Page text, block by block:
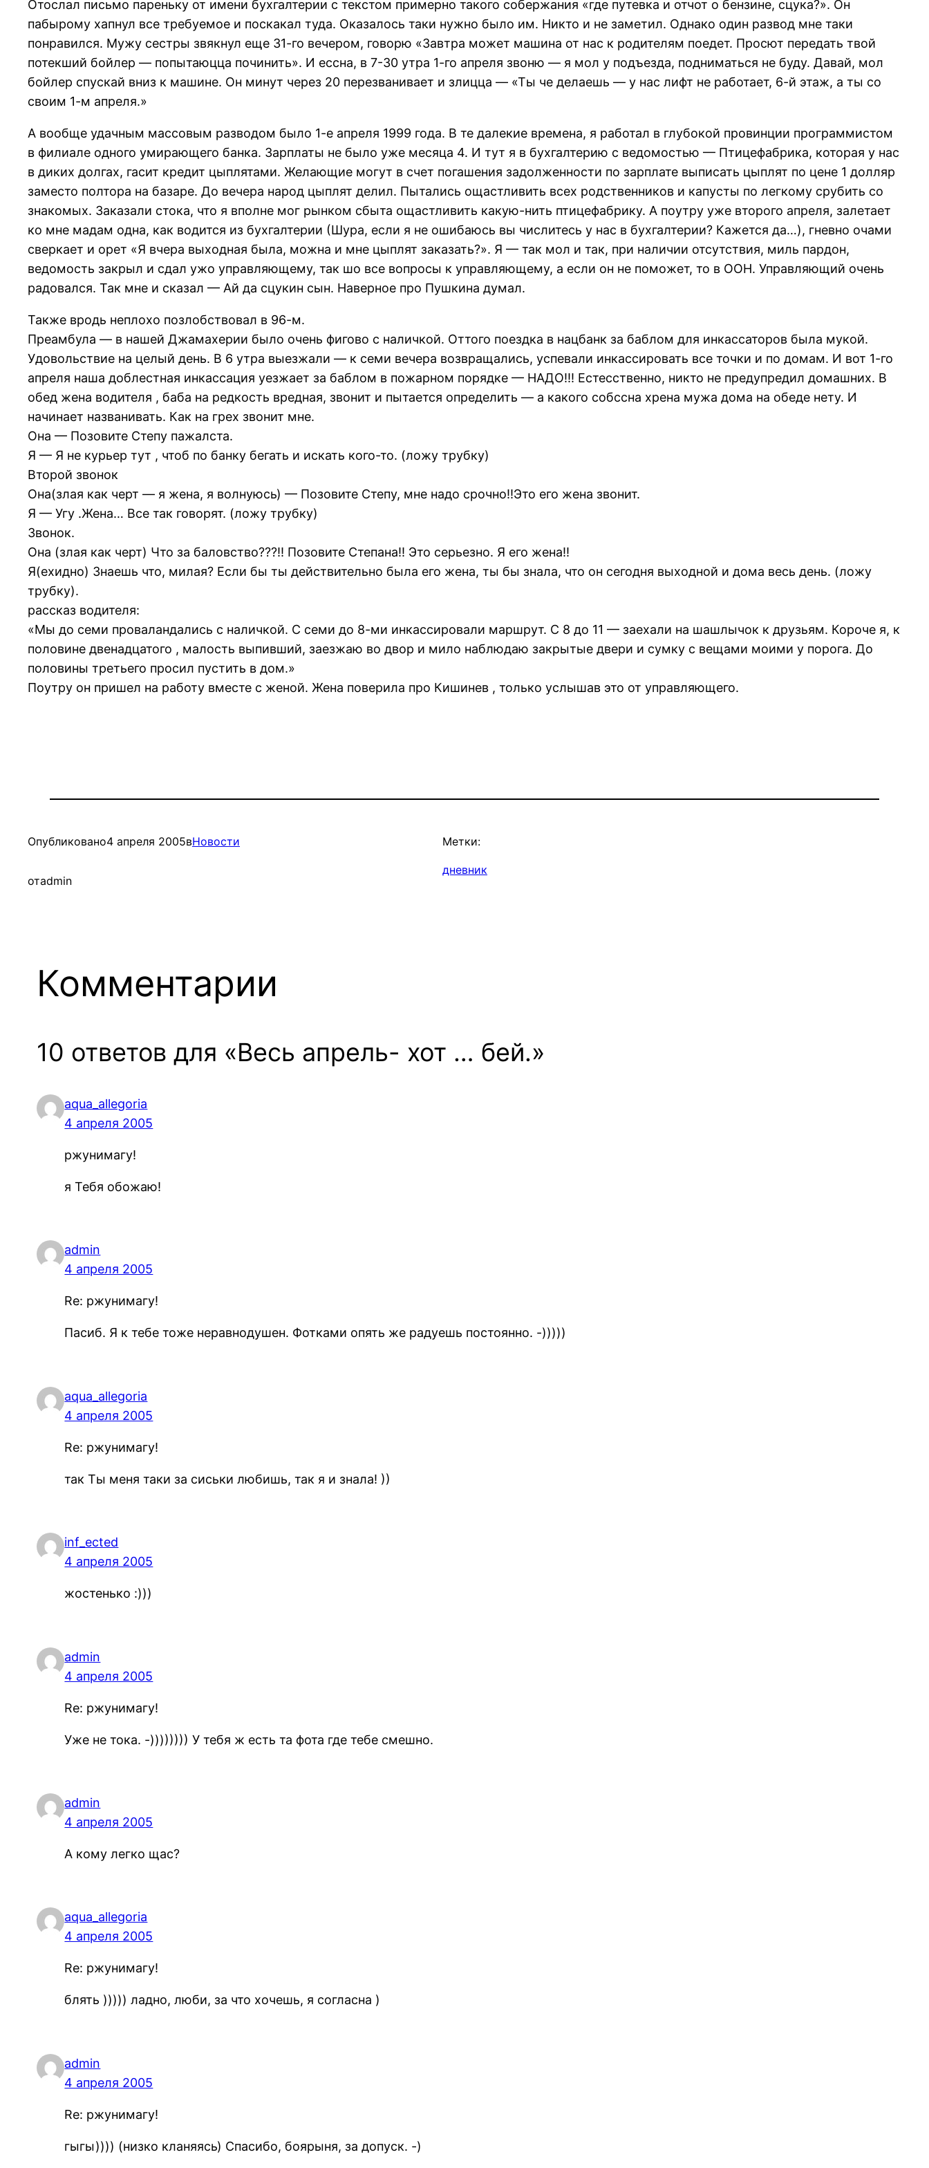
Отослал письмо пареньку от имени бухгалтерии с текстом примерно такого собержания «где путевка и отчот о бензине, сцука?». Он
пабырому хапнул все требуемое и поскакал туда. Оказалось таки нужно было им. Никто и не заметил. Однако один развод мне таки
понравился. Мужу сестры звякнул еще 31-го вечером, говорю «Завтра может машина от нас к родителям поедет. Просют передать твой
потекший бойлер — попытаюцца починить». И ессна, в 7-30 утра 1-го апреля звоню — я мол у подъезда, подниматься не буду. Давай, мол
бойлер спускай вниз к машине. Он минут через 20 перезванивает и злицца — «Ты че делаешь — у нас лифт не работает, 6-й этаж, а ты со
своим 1-м апреля.»
А вообще удачным массовым разводом было 1-е апреля 1999 года. В те далекие времена, я работал в глубокой провинции программистом
в филиале одного умирающего банка. Зарплаты не было уже месяца 4. И тут я в бухгалтерию с ведомостью — Птицефабрика, которая у нас
в диких долгах, гасит кредит цыплятами. Желающие могут в счет погашения задолженности по зарплате выписать цыплят по цене 1 долляр
заместо полтора на базаре. До вечера народ цыплят делил. Пытались ощастливить всех родственников и капусты по легкому срубить со
знакомых. Заказали стока, что я вполне мог рынком сбыта ощастливить какую-нить птицефабрику. А поутру уже второго апреля, залетает
ко мне мадам одна, как водится из бухгалтерии (Шура, если я не ошибаюсь вы числитесь у нас в бухгалтерии? Кажется да…), гневно очами
сверкает и орет «Я вчера выходная была, можна и мне цыплят заказать?». Я — так мол и так, при наличии отсутствия, миль пардон,
ведомость закрыл и сдал ужо управляющему, так шо все вопросы к управляющему, а если он не поможет, то в ООН. Управляющий очень
радовался. Так мне и сказал — Ай да сцукин сын. Наверное про Пушкина думал.
Также вродь неплохо позлобствовал в 96-м.
Преамбула — в нашей Джамахерии было очень фигово с наличкой. Оттого поездка в нацбанк за баблом для инкассаторов была мукой.
Удовольствие на целый день. В 6 утра выезжали — к семи вечера возвращались, успевали инкассировать все точки и по домам. И вот 1-го
апреля наша доблестная инкассация уезжает за баблом в пожарном порядке — НАДО!!! Естесственно, никто не предупредил домашних. В
обед жена водителя , баба на редкость вредная, звонит и пытается определить — а какого собссна хрена мужа дома на обеде нету. И
начинает названивать. Как на грех звонит мне.
Она — Позовите Степу пажалста.
Я — Я не курьер тут , чтоб по банку бегать и искать кого-то. (ложу трубку)
Второй звонок
Она(злая как черт — я жена, я волнуюсь) — Позовите Степу, мне надо срочно!!Это его жена звонит.
Я — Угу .Жена… Все так говорят. (ложу трубку)
Звонок.
Она (злая как черт) Что за баловство???!! Позовите Степана!! Это серьезно. Я его жена!!
Я(ехидно) Знаешь что, милая? Если бы ты действительно была его жена, ты бы знала, что он сегодня выходной и дома весь день. (ложу
трубку).
рассказ водителя:
«Мы до семи проваландались с наличкой. С семи до 8-ми инкассировали маршрут. С 8 до 11 — заехали на шашлычок к друзьям. Короче я, к
половине двенадцатого , малость выпивший, заезжаю во двор и мило наблюдаю закрытые двери и сумку с вещами моими у порога. До
половины третьего просил пустить в дом.»
Поутру он пришел на работу вместе с женой. Жена поверила про Кишинев , только услышав это от управляющего.
Опубликовано4 апреля 2005вНовости
отadmin
Метки:
дневник
Комментарии
10 ответов для «Весь апрель- хот … бей.»
aqua_allegoria
4 апреля 2005
ржунимагу!
я Тебя обожаю!
admin
4 апреля 2005
Re: ржунимагу!
Пасиб. Я к тебе тоже неравнодушен. Фотками опять же радуешь постоянно. -)))))
aqua_allegoria
4 апреля 2005
Re: ржунимагу!
так Ты меня таки за сиськи любишь, так я и знала! ))
inf_ected
4 апреля 2005
жостенько :)))
admin
4 апреля 2005
Re: ржунимагу!
Уже не тока. -)))))))) У тебя ж есть та фота где тебе смешно.
admin
4 апреля 2005
А кому легко щас?
aqua_allegoria
4 апреля 2005
Re: ржунимагу!
блять ))))) ладно, люби, за что хочешь, я согласна )
admin
4 апреля 2005
Re: ржунимагу!
гыгы)))) (низко кланяясь) Спасибо, боярыня, за допуск. -)